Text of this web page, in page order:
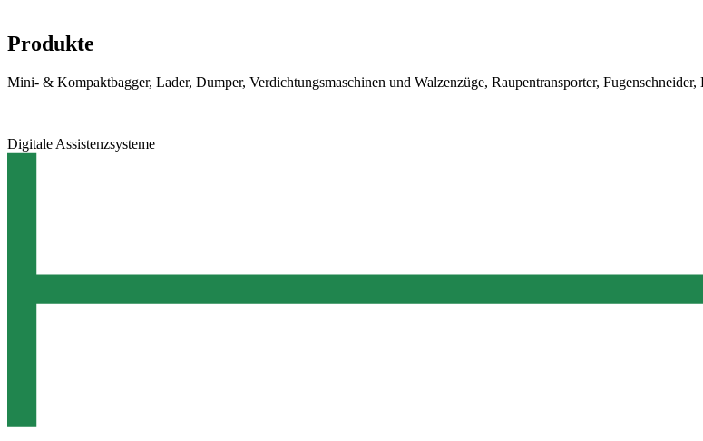
Produkte
Mini- & Kompaktbagger, Lader, Dumper, Verdichtungsmaschinen und Walzenzüge, Raupentransporter, Fugenschneider,
Digitale Assistenzsysteme